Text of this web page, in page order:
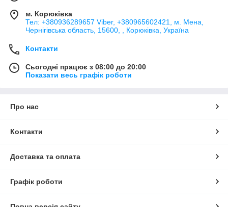
м. Корюківка
Тел: +380936289657 Viber, +380965602421, м. Мена,
Чернігівська область, 15600, , Корюківка, Україна
Контакти
Сьогодні працює з 08:00 до 20:00
Показати весь графік роботи
Про нас
Контакти
Доставка та оплата
Графік роботи